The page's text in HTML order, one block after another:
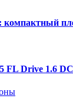
FL Drive 1.6